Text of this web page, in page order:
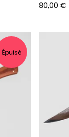
80,00 €
Épuisé